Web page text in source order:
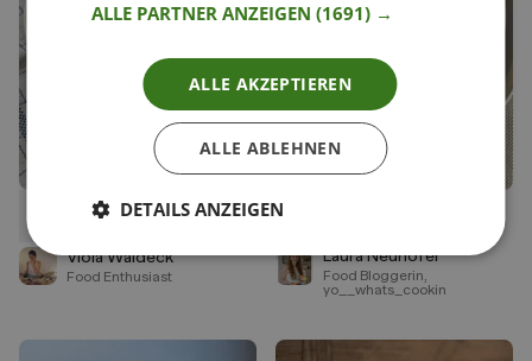
Sunrise Porridge
Viola Waldeck
Food Enthusiast
Erbsen-Hummus
Laura Neuhofer
Food Bloggerin,
yo__whats_cookin
ALLE PARTNER ANZEIGEN(1691) →
ALLE AKZEPTIEREN
ALLE ABLEHNEN
DETAILS ANZEIGEN